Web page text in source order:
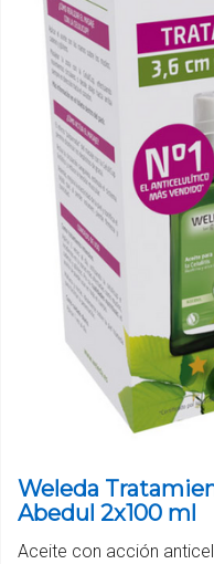
Weleda
Abedul 2x100 ml
Aceite con acción